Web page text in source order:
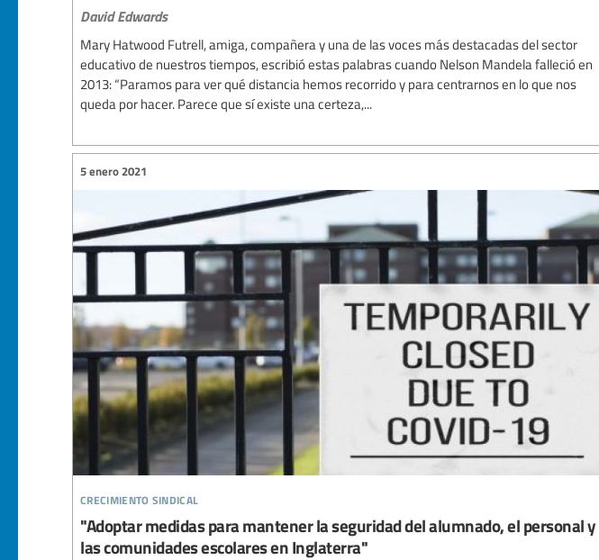
David Edwards
Mary Hatwood Futrell, amiga, compañera y una de las voces más destacadas del sector
educativo de nuestros tiempos, escribió estas palabras cuando Nelson Mandela falleció en
2013: “Paramos para ver qué distancia hemos recorrido y para centrarnos en lo que nos
queda por hacer. Parece que sí existe una certeza,...
crecimiento sindical
5 enero 2021
"Adoptar medidas para mantener la seguridad del alumnado, el personal y
las comunidades escolares en Inglaterra"